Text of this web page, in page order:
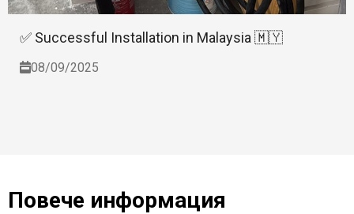
✅ Successful Installation in Malaysia 🇲🇾
08/09/2025
Повече информация